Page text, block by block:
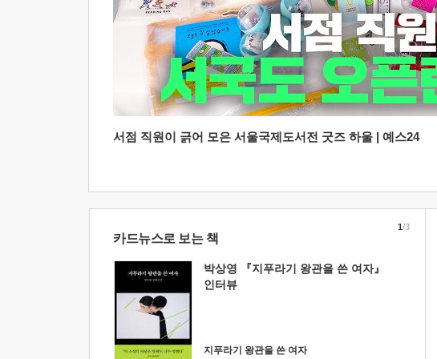
서점 직원이 긁어 모은 서울국제도서전 굿즈 하울 | 예스24
카드뉴스로 보는 책
박상영 『지푸라기 왕관을 쓴 여자』
인터뷰
지푸라기 왕관을 쓴 여자
1/3